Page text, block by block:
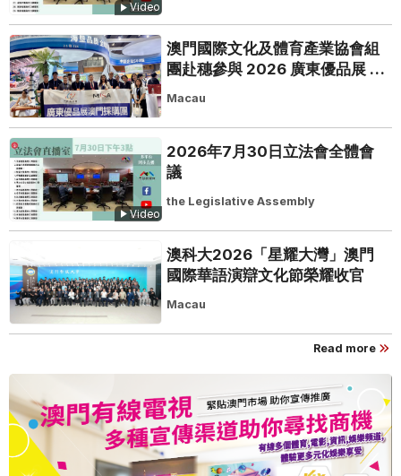
Video
澳門國際文化及體育產業協會組
團赴穗參與 2026 廣東優品展 搭
建粵澳聯動橋樑助推粵品走向葡
Macau
Video
2026年7月30日立法會全體會
議
the Legislative Assembly
澳科大2026「星耀大灣」澳門
國際華語演辯文化節榮耀收官
Macau
Read more